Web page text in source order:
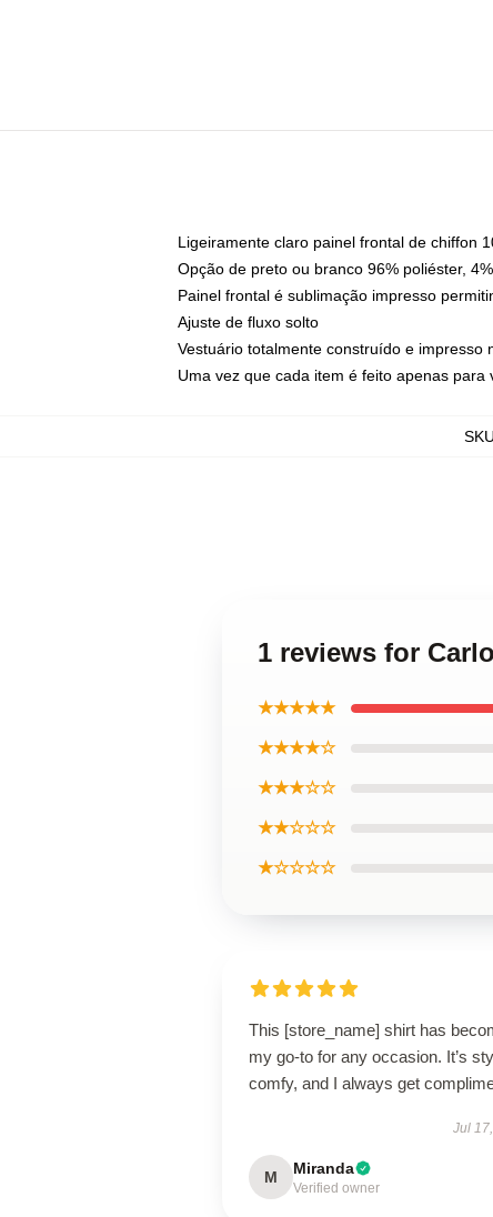
Ligeiramente claro painel frontal de chiffon
Opção de preto ou branco 96% poliéster,
Painel frontal é sublimação impresso
Ajuste de fluxo solto
Vestuário totalmente construído e impresso
Uma vez que cada item é feito apenas
SKU
1 reviews for
★★★★★
★★★★☆
★★★☆☆
★★☆☆☆
★☆☆☆☆
This [store_name] shirt has
my go-to for any occasion. It’s
comfy, and I always get
Jul
M Miranda
Verified owner